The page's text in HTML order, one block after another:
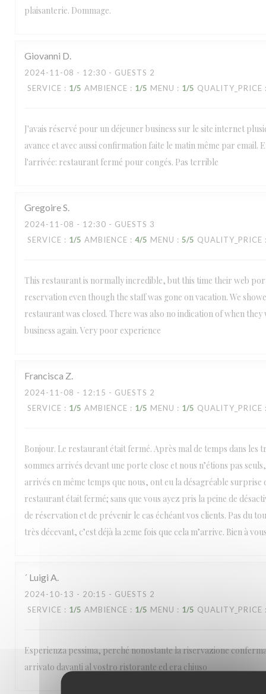
plaisanterie. Dommage.
Giovanni D
2024-11-08 - 12:30 - GUESTS 2
SERVICE : 1/5 AMBIENCE : 1/5 MENU : 1/5 QUALITY_PRICE
J'avais réservé pour un déjeuner business sur le site internet
avance et avec aussi confirmation faite le matin même par email.
l'arrivée: restaurant fermé pour congés. Pas terrible
GregoireS
2024-11-08 - 12:30 - GUESTS 3
SERVICE : 1/5 AMBIENCE : 4/5 MENU : 5/5 QUALITY_PRICE
This restaurant is normally incredible, but this time their web
reservation even though the staff was gone on vacation. We
restaurant was closed. There was also no indication of when
business again. Very poor experience
Francisca Z
2024-11-08 - 12:15 - GUESTS 2
SERVICE : 1/5 AMBIENCE : 1/5 MENU : 1/5 QUALITY_PRICE
Bonjour. Le restaurant était fermé. Après mal de temps dans les
sommes arrivés devant une porte close et nous n’étions pas
arrivés en même temps que nous, ont eu la désagréable surprise
restaurant était fermé; sans que vous ayez pris la peine de
de réservation et de prévenir le cas échéant vos clients. Pas du
très décevant, c’est déjà la 2eme fois que cela m’arrive. Bien à
´ Luigi A
2024-10-13 - 20:15 - GUESTS 2
SERVICE : 1/5 AMBIENCE : 1/5 MENU : 1/5 QUALITY_PRICE
Esperienza pessima, perché nonostante la riservazione
arrivato davanti al vostro ristorante ed era chiuso